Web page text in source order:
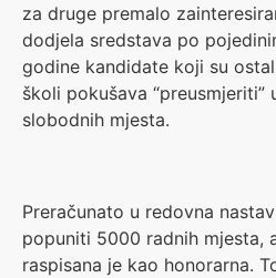
za druge premalo
dodjela sredstava po
godine kandidate koji su
školi pokušava “preusmjeriti”
slobodnih mjesta.
Preračunato u redovna
popuniti 5000 radnih mjesta,
raspisana je kao honorarna.